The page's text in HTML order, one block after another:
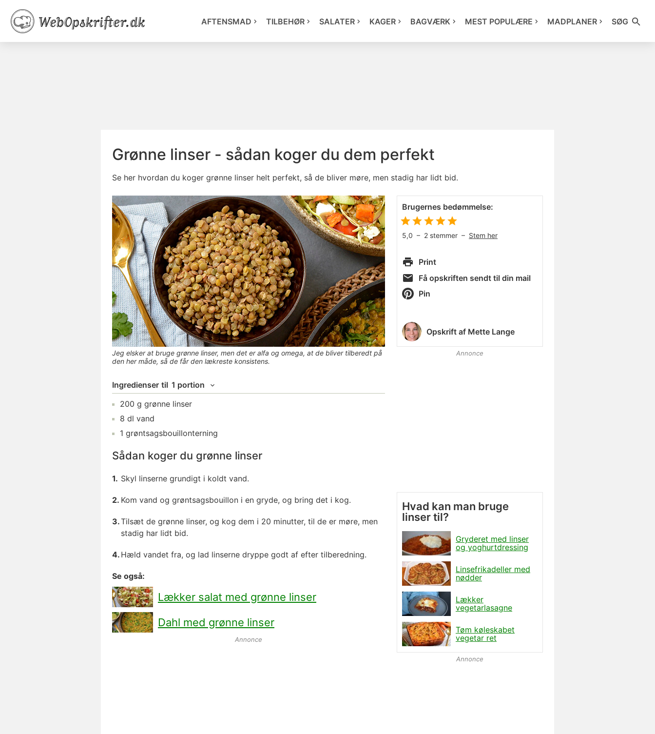
AFTENSMAD TILBEHØR SALATER KAGER BAGVÆRK MEST POPULÆRE MADPLANER SØG
Grønne linser - sådan koger du dem perfekt
Se her hvordan du koger grønne linser helt perfekt, så de bliver møre, men stadig har lidt bid.
Jeg elsker at bruge grønne linser, men det er alfa og omega, at de bliver tilberedt på
den her måde, så de får den lækreste konsistens.
Ingredienser til 1 portion
200 g grønne linser
8 dl vand
1 grøntsagsbouillonterning
Sådan koger du grønne linser
Skyl linserne grundigt i koldt vand.
Kom vand og grøntsagsbouillon i en gryde, og bring det i kog.
Tilsæt de grønne linser, og kog dem i 20 minutter, til de er møre, men
stadig har lidt bid.
Hæld vandet fra, og lad linserne dryppe godt af efter tilberedning.
Se også:
Lækker salat med grønne linser
Dahl med grønne linser
Annonce
Brugernes bedømmelse:
5,0 – 2 stemmer – Stem her
Print
Få opskriften sendt til din mail
Pin
Opskrift af Mette Lange
Annonce
Hvad kan man bruge
linser til?
Gryderet med linser
og yoghurtdressing
Linsefrikadeller med
nødder
Lækker
vegetarlasagne
Tøm køleskabet
vegetar ret
Annonce